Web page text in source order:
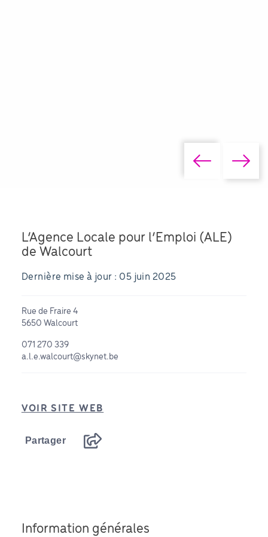
L’Agence Locale pour l’Emploi (ALE)
de Walcourt
Dernière mise à jour : 05 juin 2025
Rue de Fraire 4
5650 Walcourt
071 270 339
a.l.e.walcourt@skynet.be
VOIR SITE WEB
Partager
Information générales